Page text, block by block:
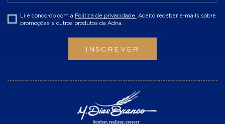
Li e concordo com a Politica de privacidade.
Aceito receber e-mails sobre
promoções e outros produtos da Adria.
INSCREVER